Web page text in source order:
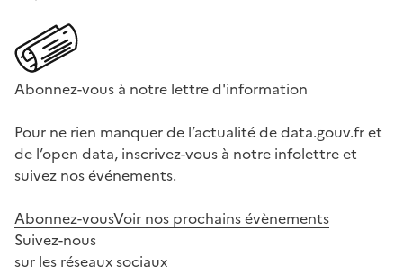
Abonnez-vous à notre lettre d'information
Pour ne rien manquer de l’actualité de data.gouv.fr et
de l’open data, inscrivez-vous à notre infolettre et
suivez nos événements.
Abonnez-vousVoir nos prochains évènements
Suivez-nous
sur les réseaux sociaux